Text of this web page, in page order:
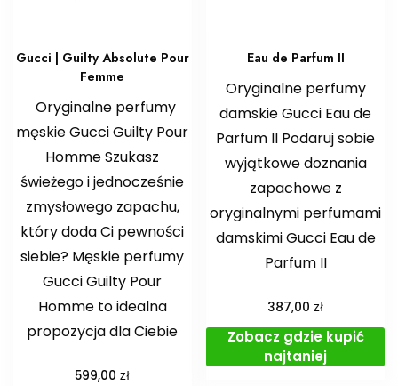
Gucci | Guilty Absolute Pour
Femme
Oryginalne perfumy
męskie Gucci Guilty Pour
Homme Szukasz
świeżego i jednocześnie
zmysłowego zapachu,
który doda Ci pewności
siebie? Męskie perfumy
Gucci Guilty Pour
Homme to idealna
propozycja dla Ciebie
599,00zł
Eau de Parfum II
Oryginalne perfumy
damskie Gucci Eau de
Parfum II Podaruj sobie
wyjątkowe doznania
zapachowe z
oryginalnymi perfumami
damskimi Gucci Eau de
Parfum II
387,00zł
Zobacz gdzie kupić
najtaniej